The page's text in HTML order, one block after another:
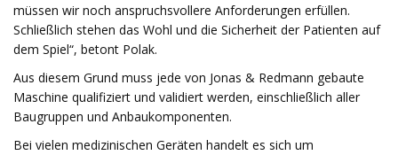
müssen wir noch anspruchsvollere Anforderungen erfüllen.
Schließlich stehen das Wohl und die Sicherheit der Patienten auf
dem Spiel“, betont Polak.
Aus diesem Grund muss jede von Jonas & Redmann gebaute
Maschine qualifiziert und validiert werden, einschließlich aller
Baugruppen und Anbaukomponenten.
Bei vielen medizinischen Geräten handelt es sich um